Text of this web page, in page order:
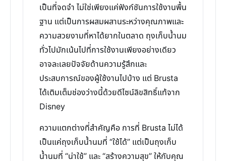
เป็นที่จดจำ ไม่ใช่เพียงแค่ฟังก์ชันการใช้งานพื้น
ฐาน แต่เป็นการผสมผสานระหว่างคุณภาพและ
ความสวยงามที่หาได้ยากในตลาด ถุงเก็บน้ำนม
ทั่วไปมักเน้นไปที่การใช้งานเพียงอย่างเดียว
อาจละเลยปัจจัยด้านความรู้สึกและ
ประสบการณ์ของผู้ใช้งานไปบ้าง แต่ Brusta
ได้เติมเต็มช่องว่างนี้ด้วยดีไซน์ลิขสิทธิ์แท้จาก
Disney
ความแตกต่างที่สำคัญคือ การที่ Brusta ไม่ได้
เป็นแค่ถุงเก็บน้ำนมที่ “ใช้ได้” แต่เป็นถุงเก็บ
น้ำนมที่ “น่าใช้” และ “สร้างความสุข” ให้กับคุณ